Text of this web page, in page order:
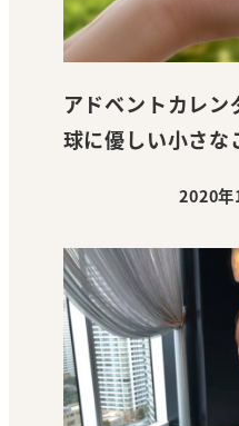
アドベントカレ
球に優しい小さな
投稿日
2020年